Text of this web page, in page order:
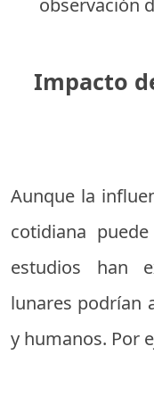
observación
Impacto
Aunque la
cotidiana
estudios han
lunares podrían
y humanos. Por